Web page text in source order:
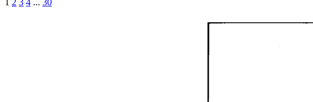
1 2 3 4 ... 30